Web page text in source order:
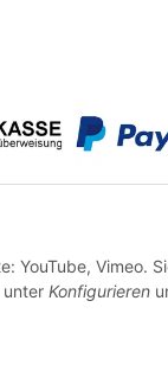
YouTube, Vimeo.
unter Konfigurieren